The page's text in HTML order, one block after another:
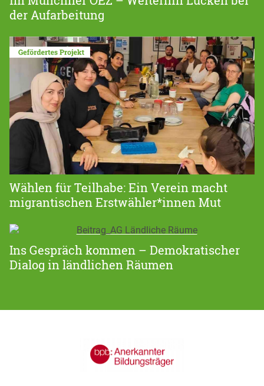
der Aufarbeitung
Wählen für Teilhabe: Ein Verein macht
migrantischen Erstwähler*innen Mut
Ins Gespräch kommen – Demokratischer
Dialog in ländlichen Räumen